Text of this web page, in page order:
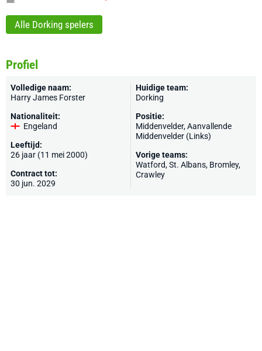
Alle Dorking spelers
Profiel
Volledige naam:
Harry James Forster
Nationaliteit:
Engeland
Leeftijd:
26 jaar (11 mei 2000)
Contract tot:
30 jun. 2029
Huidige team:
Dorking
Positie:
Middenvelder, Aanvallende
Middenvelder (Links)
Vorige teams:
Watford,St. Albans, Bromley,
Crawley